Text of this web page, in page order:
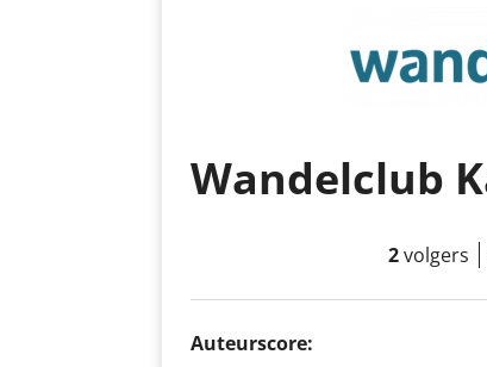
2volgers
Auteurscore: